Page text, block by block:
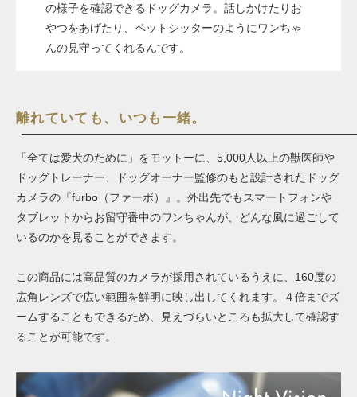
の様子を確認できるドッグカメラ。話しかけたりお
やつをあげたり、ペットシッターのようにワンちゃ
んの見守ってくれるんです。
離れていても、いつも一緒。
「全ては愛犬のために」をモットーに、5,000人以上の獣医師や
ドッグトレーナー、ドッグオーナー監修のもと設計されたドッグ
カメラの『furbo（ファーボ）』。外出先でもスマートフォンや
タブレットからお留守番中のワンちゃんが、どんな風に過ごして
いるのかを見ることができます。
この商品には高品質のカメラが採用されているうえに、160度の
広角レンズで広い範囲を鮮明に映し出してくれます。４倍までズ
ームすることもできるため、見えづらいところも拡大して確認す
ることが可能です。